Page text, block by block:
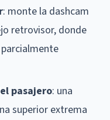
: monte la dashcam
retrovisor, donde
pasajero: una
superior extrema